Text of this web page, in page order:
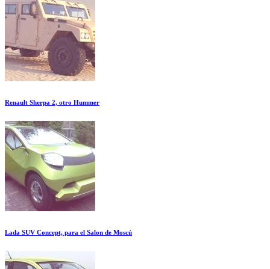
Renault Sherpa 2, otro Hummer
Lada SUV Concept, para el Salon de Moscú